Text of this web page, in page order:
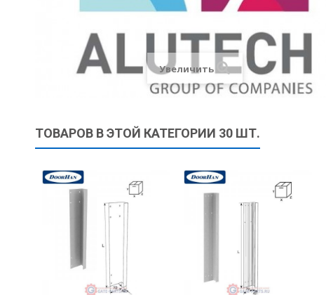
Увеличить
ТОВАРОВ В ЭТОЙ КАТЕГОРИИ 30 ШТ.